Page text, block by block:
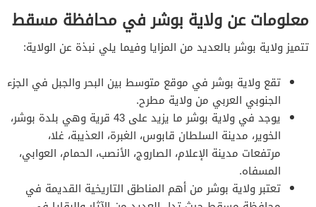
معلومات عن ولاية بوشر في محافظة مسقط
تتميز ولاية بوشر بالعديد من المزايا وفيما يلي نبذة عن الولاية:
تقع ولاية بوشر في موقع متوسط بين البحر والجبل في الجزء
الجنوبي العربي من ولاية مطرح.
يوجد في ولاية بوشر ما يزيد على 43 قرية وهي بلدة بوشر،
الخوير، مدينة السلطان قابوس، الغبرة، العذيبة، غلا،
مرتفعات مدينة الإعلام، الصاروج، الأنصب، الحمام، العوابي،
المسفاه.
تعتبر ولاية بوشر من أهم المناطق التاريخية القديمة في